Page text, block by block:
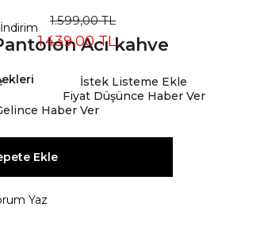
Acı kahve
İndirim 1.599,00 TL
1.439,00 TL
İstek Listeme Ekle
Fiyat Düşünce Haber Ver
Haber Ver
Yaz